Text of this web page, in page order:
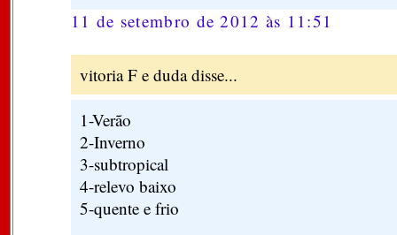
11 de setembro de 2012 às 11:51
vitoria F e duda disse...
1-Verão
2-Inverno
3-subtropical
4-relevo baixo
5-quente e frio